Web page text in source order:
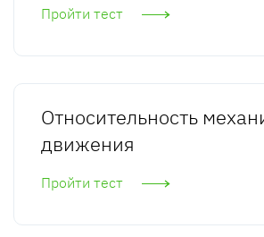
Пройти тест
Относительность
движения
Пройти тест